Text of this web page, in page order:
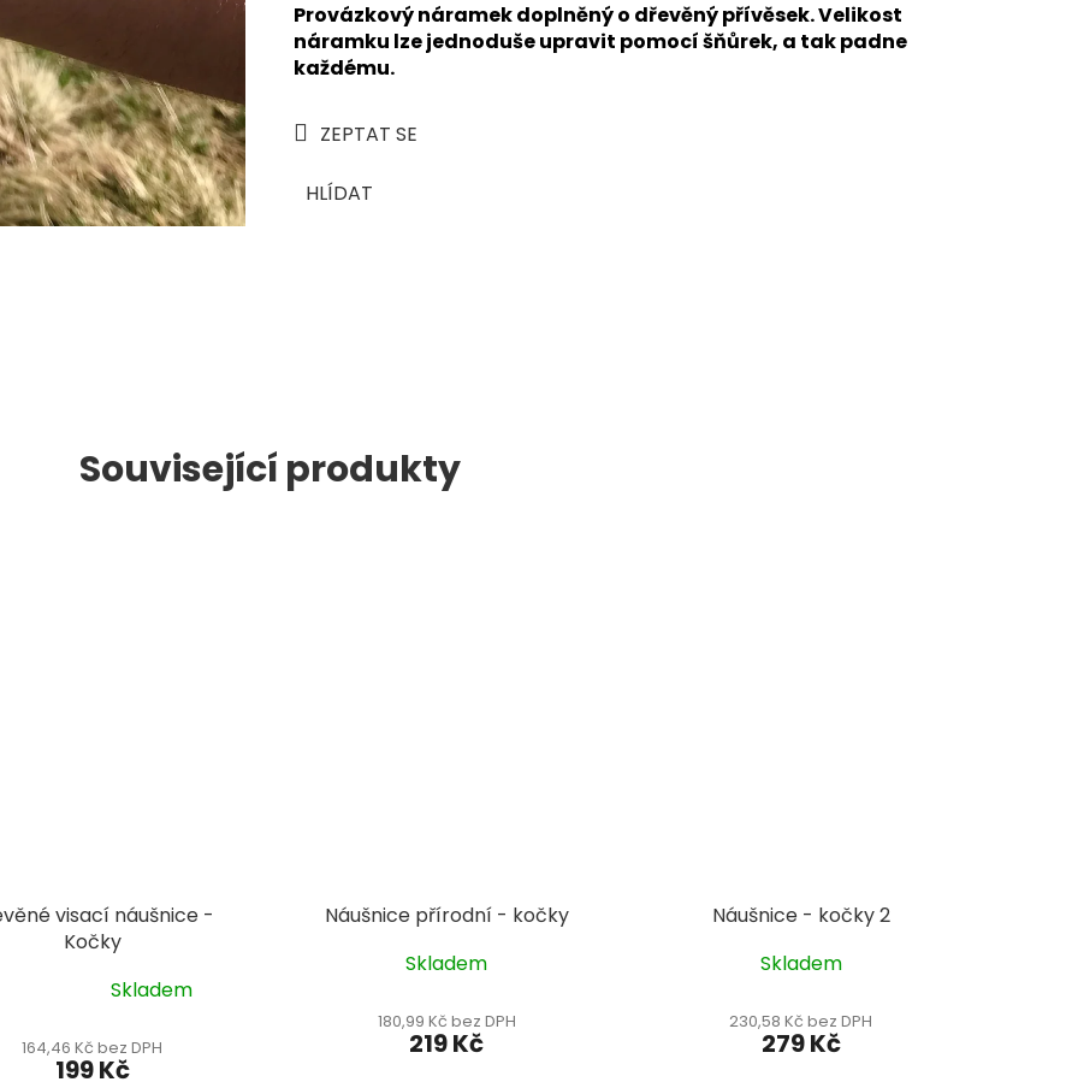
Provázkový náramek doplněný o dřevěný přívěsek. Velikost
náramku lze jednoduše upravit pomocí šňůrek, a tak padne
každému.
ZEPTAT SE
HLÍDAT
Související produkty
visací náušnice -
Kočky
Skladem
164,46 Kč bez DPH
199 Kč
Náušnice přírodní - kočky
Skladem
180,99 Kč bez DPH
219 Kč
Náušnice - kočky 2
Skladem
230,58 Kč bez DPH
279 Kč